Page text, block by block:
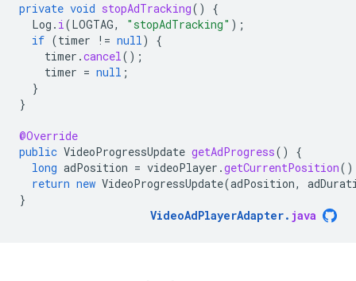
private void stopAdTracking()
{
Log . i(LOGTAG, "stopAdTracking" );
if (timer != null)
{
timer .cancel();
timer = null ;
}
}
@Override
public VideoProgressUpdate getAdProgress()
{
long adPosition = videoPlayer .getCurrentPosition
return new VideoProgressUpdate(adPosition,
}
VideoAdPlayerAdapter. java